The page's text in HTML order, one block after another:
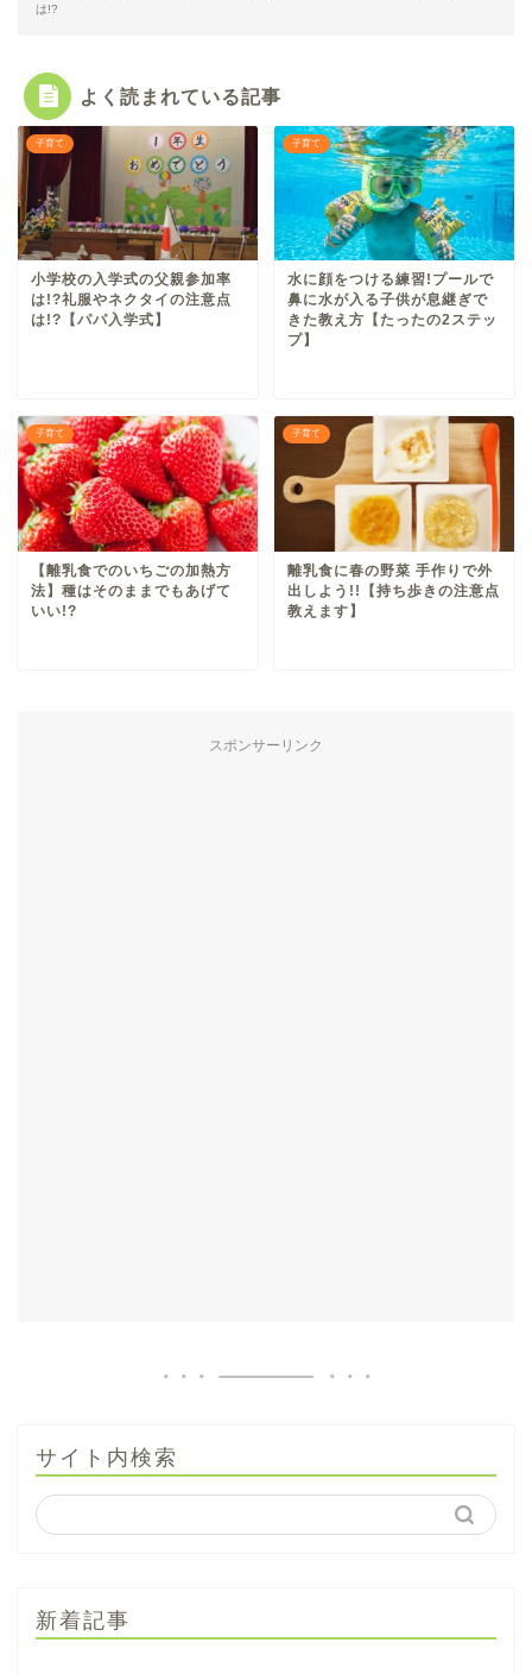
は!?
よく読まれている記事
子育て
小学校の入学式の父親参加率
は!?礼服やネクタイの注意点
は!?【パパ入学式】
子育て
水に顔をつける練習!プールで
鼻に水が入る子供が息継ぎで
きた教え方【たったの2ステッ
プ】
子育て
【離乳食でのいちごの加熱方
法】種はそのままでもあげて
いい!?
子育て
離乳食に春の野菜 手作りで外
出しよう!!【持ち歩きの注意点
教えます】
スポンサーリンク
サイト内検索
新着記事